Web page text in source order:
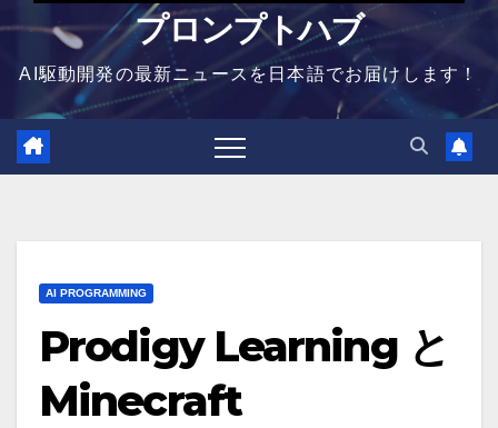
プロンプトハブ
AI駆動開発の最新ニュースを日本語でお届けします！
AI PROGRAMMING
Prodigy Learning と
Minecraft